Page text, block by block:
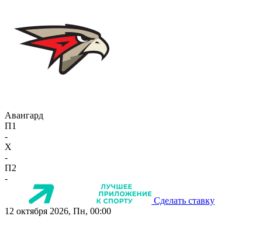
Авангард
П1
-
X
-
П2
-
Сделать ставку
12 октября 2026, Пн, 00:00